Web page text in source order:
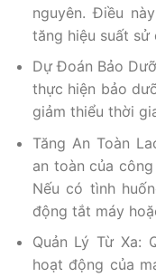
nguyên. Điều
tăng hiệu suất sử
Dự Đoán Bảo
thực hiện bảo
giảm thiểu thời
Tăng An Toàn
an toàn của
Nếu có tình
động tắt máy
Quản Lý Từ Xa:
hoạt động của